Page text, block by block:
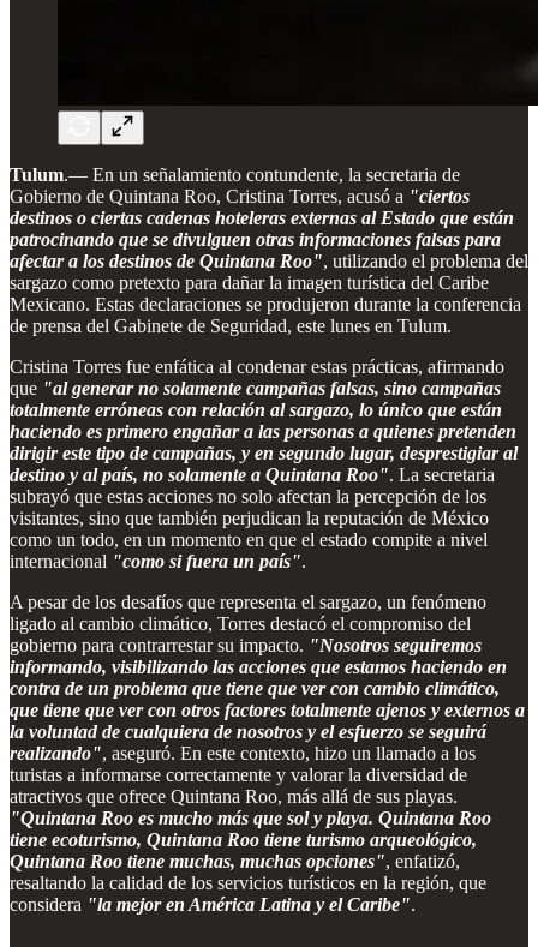
Tulum.— En un señalamiento contundente, la secretaria de
Gobierno de Quintana Roo, Cristina Torres, acusó a "ciertos
destinos o ciertas cadenas hoteleras externas al Estado que están
patrocinando que se divulguen otras informaciones falsas para
afectar a los destinos de Quintana Roo", utilizando el problema del
sargazo como pretexto para dañar la imagen turística del Caribe
Mexicano. Estas declaraciones se produjeron durante la conferencia
de prensa del Gabinete de Seguridad, este lunes en Tulum.
Cristina Torres fue enfática al condenar estas prácticas, afirmando
que "al generar no solamente campañas falsas, sino campañas
totalmente erróneas con relación al sargazo, lo único que están
haciendo es primero engañar a las personas a quienes pretenden
dirigir este tipo de campañas, y en segundo lugar, desprestigiar al
destino y al país, no solamente a Quintana Roo". La secretaria
subrayó que estas acciones no solo afectan la percepción de los
visitantes, sino que también perjudican la reputación de México
como un todo, en un momento en que el estado compite a nivel
internacional "como si fuera un país".
A pesar de los desafíos que representa el sargazo, un fenómeno
ligado al cambio climático, Torres destacó el compromiso del
gobierno para contrarrestar su impacto. "Nosotros seguiremos
informando, visibilizando las acciones que estamos haciendo en
contra de un problema que tiene que ver con cambio climático,
que tiene que ver con otros factores totalmente ajenos y externos a
la voluntad de cualquiera de nosotros y el esfuerzo se seguirá
realizando", aseguró. En este contexto, hizo un llamado a los
turistas a informarse correctamente y valorar la diversidad de
atractivos que ofrece Quintana Roo, más allá de sus playas.
"Quintana Roo es mucho más que sol y playa. Quintana Roo
tiene ecoturismo, Quintana Roo tiene turismo arqueológico,
Quintana Roo tiene muchas, muchas opciones", enfatizó,
resaltando la calidad de los servicios turísticos en la región, que
considera "la mejor en América Latina y el Caribe".